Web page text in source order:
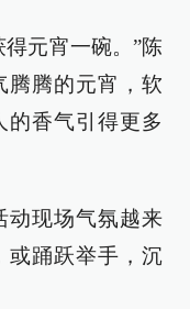
元宵一碗。”陈
腾腾的元宵，软
的香气引得更多
动现场气氛越来
或踊跃举手，沉